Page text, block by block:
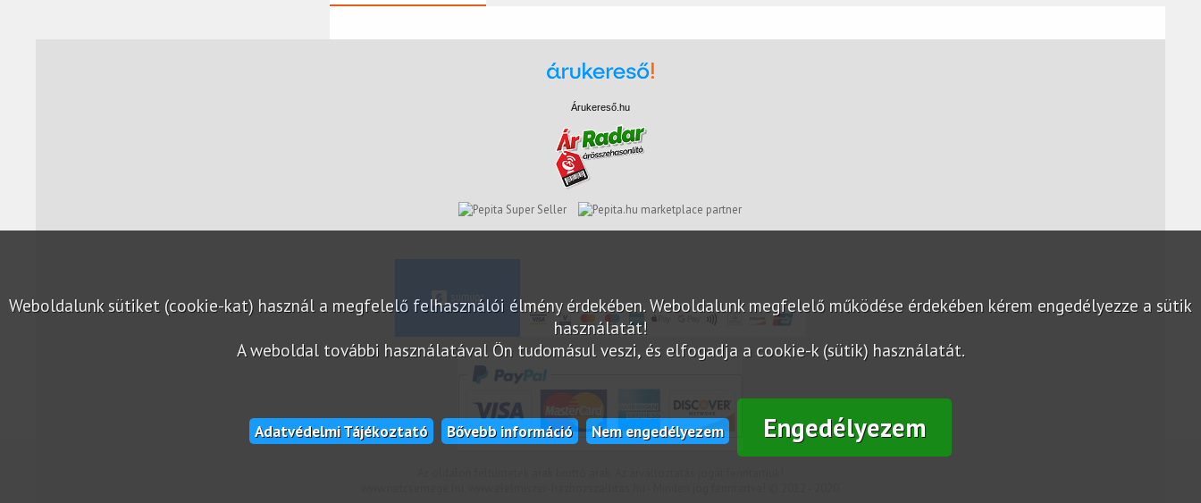
Weboldalunk sütiket (cookie-kat) használ a megfelelő felhasználói élmény érdekében. Weboldalunk megfelelő működése érdekében kérem engedélyezze a sütik
használatát!
A weboldal további használatával Ön tudomásul veszi, és elfogadja a cookie-k (sütik) használatát.
Adatvédelmi Tájékoztató Bővebb információ Nem engedélyezem Engedélyezem
Árukereső.hu
marketplace partner